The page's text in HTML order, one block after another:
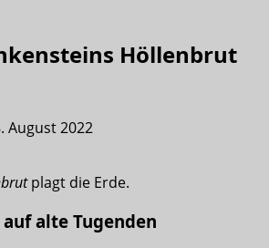
Höllenbrut
August 2022
plagt die Erde.
alte Tugenden